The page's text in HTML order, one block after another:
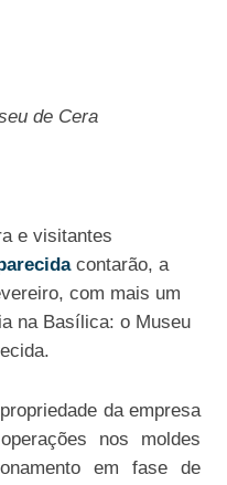
de Cera
e visitantes
contarão, a
com mais um
na Basílica: o Museu
da empresa
nos moldes
em fase de